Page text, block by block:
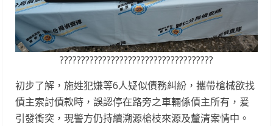
????????????????????????????????????
初步了解，施姓犯嫌等6人疑似債務糾紛，攜帶槍械欲找
債主索討債款時，誤認停在路旁之車輛係債主所有，爰
引發衝突，現警方仍持續溯源槍枝來源及釐清案情中。